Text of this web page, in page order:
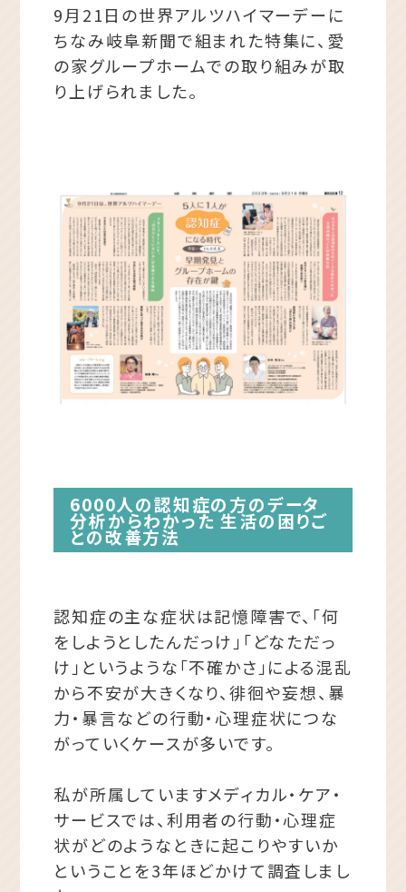
9月21日の世界アルツハイマーデーに
ちなみ岐阜新聞で組まれた特集に、愛
の家グループホームでの取り組みが取
り上げられました。
6000人の認知症の方のデータ
分析からわかった 生活の困りご
との改善方法
認知症の主な症状は記憶障害で、「何
をしようとしたんだっけ」「どなただっ
け」というような「不確かさ」による混乱
から不安が大きくなり、徘徊や妄想、暴
力・暴言などの行動・心理症状につな
がっていくケースが多いです。
私が所属していますメディカル・ケア・
サービスでは、利用者の行動・心理症
状がどのようなときに起こりやすいか
ということを3年ほどかけて調査しまし